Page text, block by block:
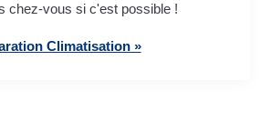
chez-vous si c'est possible !
Climatisation »